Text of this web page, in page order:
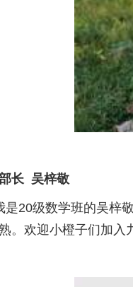
长 吴梓敬
是20级数学班的吴梓
。欢迎小橙子们加